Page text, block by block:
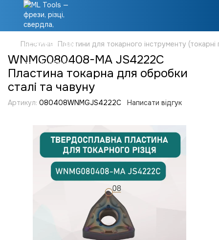
Пластини Пластини для токарного інструменту (токарні
WNMG080408-MA JS4222C
Пластина токарна для обробки
сталі та чавуну
Артикул: 080408WNMGJS4222C Написати відгук